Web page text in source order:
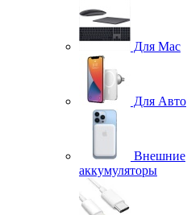
Для Mac
Для Авто
Внешние
аккумуляторы